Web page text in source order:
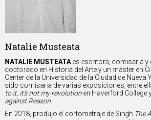
Natalie Musteata
NATALIE MUSTEATA es escritora, comisaria y
doctorado en Historia del Arte y un máster en
Center de la Universidad de la Ciudad de Nueva
sido comisaria de varias exposiciones, entre
to it, it’s not my revolution en Haverford College
against Reason
En 2018, produjo el cortometraje de Singh The